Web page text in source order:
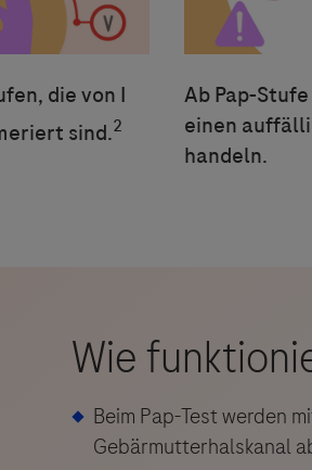
die von I
sind.2
Ab Pap-
einen
handeln.
Beim Pap-Test werden
Gebärmutterhalskanal